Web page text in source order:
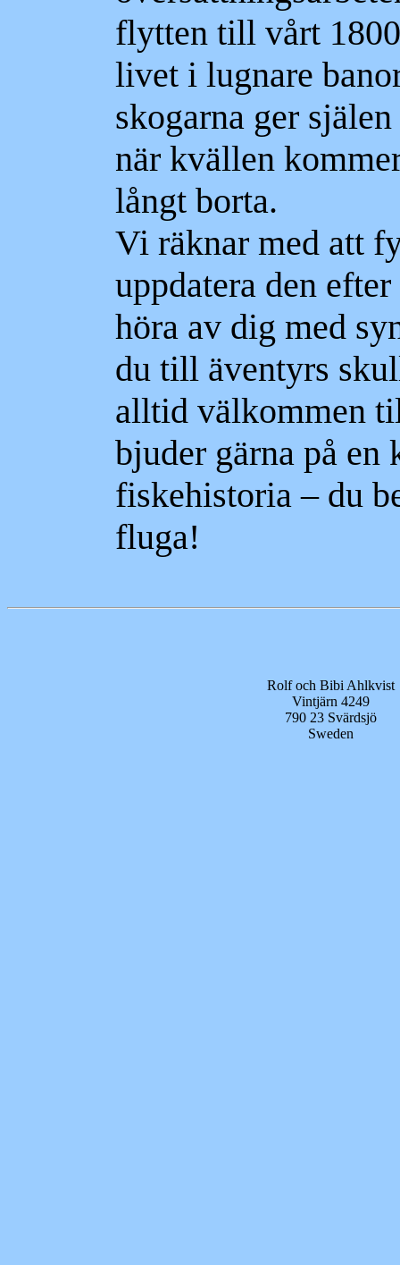
flytten till vårt
livet i lugnare
skogarna ger
när kvällen
långt borta.
Vi räknar med att
uppdatera den
höra av dig med
du till äventyrs
alltid välkommen
bjuder gärna på en
fiskehistoria – du
fluga!
Rolf och Bibi Ahlkvist
Vintjärn 4249
790 23 Svärdsjö
Sweden